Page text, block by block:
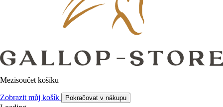
Mezisoučet košíku
Zobrazit můj košík Pokračovat v nákupu